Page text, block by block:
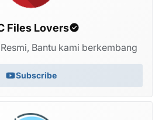
Files Lovers
Bantu kami berkembang
Subscribe